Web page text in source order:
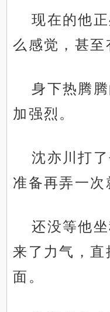
现在的他
么感觉，甚至
身下热腾
加强烈。
沈亦川打
准备再弄一次
还没等他
来了力气，
面。